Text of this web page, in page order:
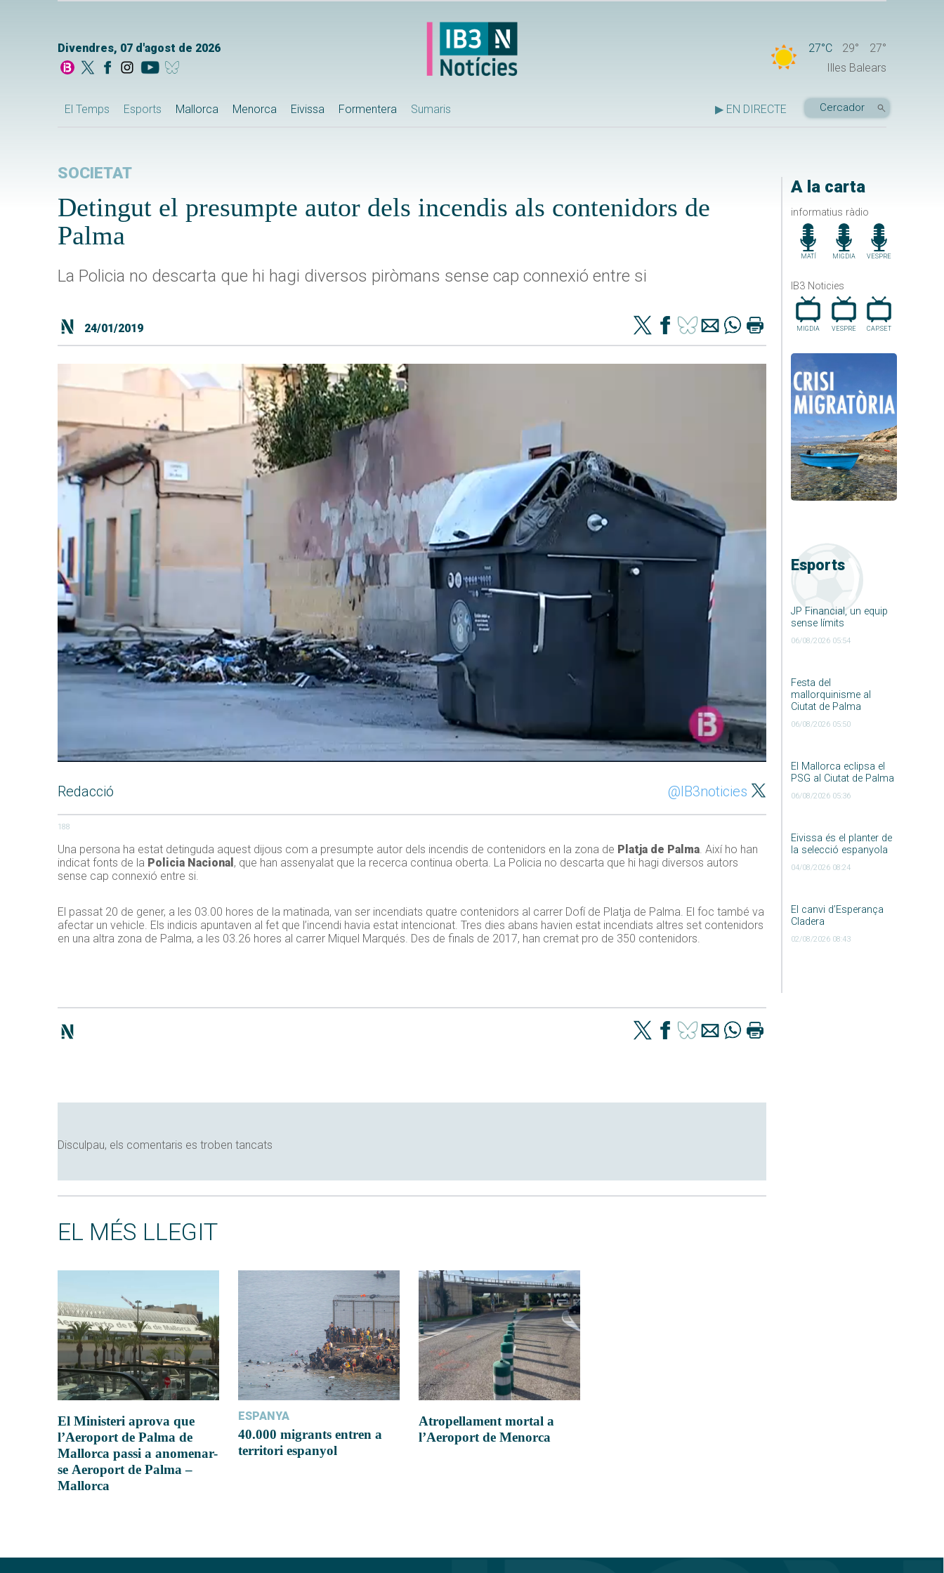
Divendres, 07 d'agost de 2026 27°C 29°
27°
Illes Balears
El Temps Esports Mallorca Menorca Eivissa Formentera Sumaris ▶ EN DIRECTE
A la carta
informatius ràdio
MATÍ MIGDIA VESPRE
IB3 Noticies
MIGDIA VESPRE CAP.SET
Esports
JP Financial, un equip
sense límits
06/08/2026 05:54
Festa del
mallorquinisme al
Ciutat de Palma
06/08/2026 05:50
El Mallorca eclipsa el
PSG al Ciutat de Palma
06/08/2026 05:36
Eivissa és el planter de
la selecció espanyola
04/08/2026 08:24
El canvi d’Esperança
Cladera
02/08/2026 08:43
SOCIETAT
Detingut el presumpte autor dels incendis als contenidors de
Palma
La Policia no descarta que hi hagi diversos piròmans sense cap connexió entre si
24/01/2019
Redacció @IB3noticies
188
Una persona ha estat detinguda aquest dijous com a presumpte autor dels incendis de contenidors en la zona de Platja de Palma. Així ho han
indicat fonts de la Policia Nacional , que han assenyalat que la recerca continua oberta. La Policia no descarta que hi hagi diversos autors
sense cap connexió entre si.
El passat 20 de gener, a les 03.00 hores de la matinada, van ser incendiats quatre contenidors al carrer Dofí de Platja de Palma. El foc també va
afectar un vehicle. Els indicis apuntaven al fet que l’incendi havia estat intencionat. Tres dies abans havien estat incendiats altres set contenidors
en una altra zona de Palma, a les 03.26 hores al carrer Miquel Marqués. Des de finals de 2017, han cremat pro de 350 contenidors.
Disculpau, els comentaris es troben tancats
EL MÉS LLEGIT
El Ministeri aprova que
l’Aeroport de Palma de
Mallorca passi a anomenar-
se Aeroport de Palma –
Mallorca
ESPANYA
40.000 migrants entren a
territori espanyol
Atropellament mortal a
l’Aeroport de Menorca